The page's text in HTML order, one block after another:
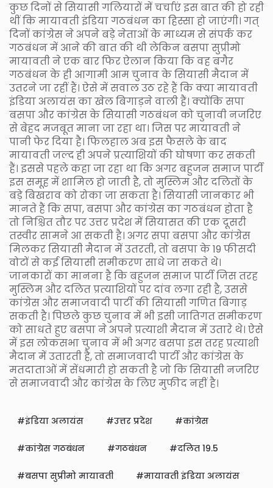
कुछ दिनों से सियासी गलियारों में चर्चाएं इस बात की हो रही
थीं कि मायावती इंडिया गठबंधन का हिस्सा हो जाएंगी। गत्
दिनों कांग्रेस ने अपने बड़े नेताओं के माध्यम से संपर्क कर
गठबंधन में आने की बात की थी लेकिन बसपा सुप्रीमो
मायावती ने एक बार फिर ऐलान किया कि वह बगैर
गठबंधन के ही आगामी आम चुनाव के सियासी मैदान में
उतरने जा रहीं हैं। ऐसे में सवाल उठ रहे हैं कि क्या मायावती
इंडिया अलायंस का खेल बिगाड़ने वाली हैं। क्योंकि सपा
बसपा और कांग्रेस के सियासी गठबंधन को चुनावी नजरिए
से बेहद मजबूत माना जा रहा था। जिस पर मायावती ने
पानी फेर दिया है। फिलहाल अब इस फैसले के बाद
मायावती जल्द ही अपने प्रत्याशियों की घोषणा कर सकती
हैं। इससे पहले कहा जा रहा था कि अगर बहुजन समाज पार्टी
इस समूह में शामिल हो जाती है, तो मुस्लिम और दलितों के
बड़े बिखराव को रोका जा सकता है। सियासी जानकार भी
मानते हैं कि सपा, बसपा और कांग्रेस का गठबंधन होता है
तो निश्चित तौर पर उत्तर प्रदेश में सियासत की एक दूसरी
तस्वीर सामने आ सकती है। अगर सपा बसपा और कांग्रेस
मिलकर सियासी मैदान में उतरती, तो बसपा के 19 फीसदी
वोटों से कई सियासी समीकरण साधे जा सकते थे।
जानकारों का मानना है कि बहुजन समाज पार्टी जिस तरह
मुस्लिम और दलित प्रत्याशियों पर दांव लगा रही है, उससे
कांग्रेस और समाजवादी पार्टी की सियासी गणित बिगाड़
सकती है। पिछले कुछ चुनाव में भी इसी जातिगत समीकरण
को साधते हुए बसपा ने अपने प्रत्याशी मैदान में उतारे थे। ऐसे
में इस लोकसभा चुनाव में भी अगर बसपा इस तरह प्रत्याशी
मैदान में उतारती है, तो समाजवादी पार्टी और कांग्रेस के
मतदाताओं में सेंधमारी हो सकती है जो कि सियासी नजरिए
से समाजवादी और कांग्रेस के लिए मुफीद नहीं है।
इंडिया अलायंस उत्तर प्रदेश कांग्रेस
कांग्रेस गठबंधन गठबंधन दलित 19.5
बसपा सुप्रीमो मायावती मायावती इंडिया अलायंस